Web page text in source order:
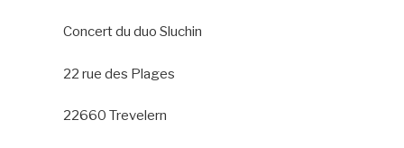
Concert du duo Sluchin
22 rue des Plages
22660 Trevelern